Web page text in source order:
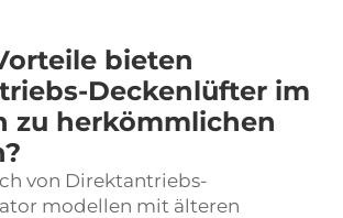
bieten
Deckenlüfter im
zu herkömmlichen
von Direktantriebs-
modellen mit älteren